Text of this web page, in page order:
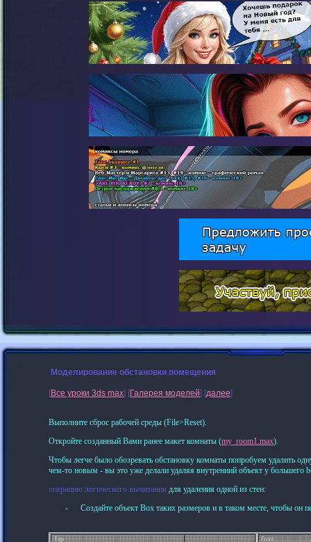
Моделирование обстановки помещения
[Все уроки 3ds max] [Галерея моделей] [далее]
Выполните сброс рабочей среды (File>Reset).
Откройте созданный Вами ранее макет комнаты (my_ room1.max).
Чтобы легче было обозревать обстановку комнаты попробуем удалить
чем-то новым - вы это уже делали удаляя внутренний объект у
операцию логического вычитания для удаления одной из стен:
-
Создайте объект Box таких размеров и в таком месте, чтобы он